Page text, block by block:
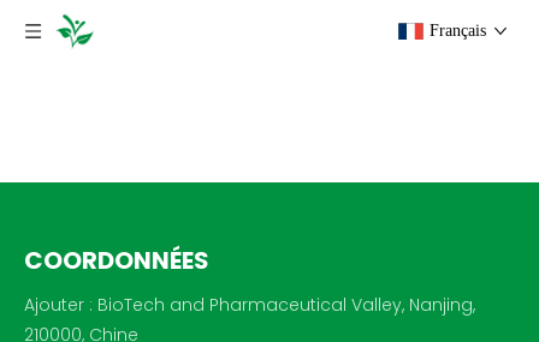
Français
COORDONNÉES
Ajouter : BioTech and Pharmaceutical Valley, Nanjing,
210000, Chine